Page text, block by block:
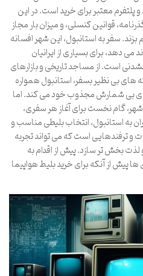
معتبر برای خرید است. در این
قوانین کنسلی، و میزان بار مجاز
سفر به استانبول، این شهر افسانه
می دهد، برای بسیاری از ایرانیان
است. از مساجد تاریخی و بازارهای
های بی نظیر بسفر، استانبول همواره
بی شمارش مجذوب خود می کند. اما
گام نخست برای آغاز هر سفری،
به استانبول، انتخاب بلیطی مناسب و
و ترفندهایی است که می تواند تجربه
لذت بخش تر سازد. پیش از اقدام به
پیش از آنکه برای خرید بلیط هواپیما